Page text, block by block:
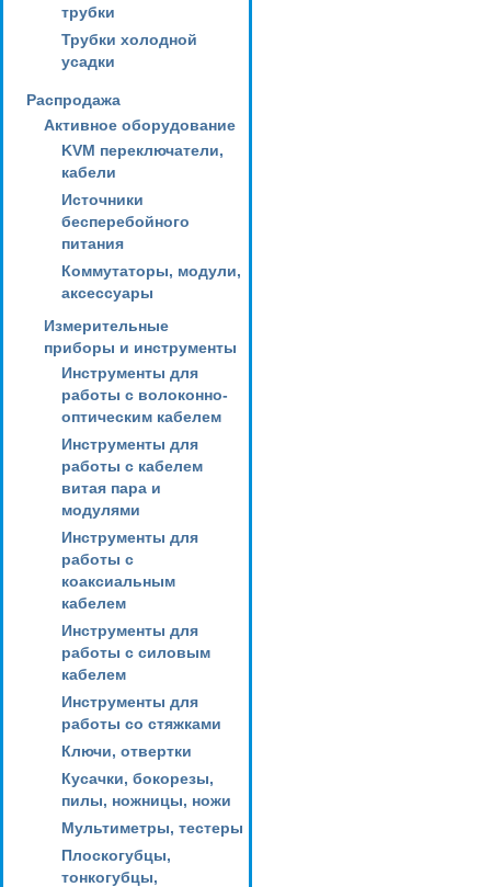
трубки
Трубки холодной
усадки
Распродажа
Активное оборудование
KVM переключатели,
кабели
Источники
бесперебойного
питания
Коммутаторы, модули,
аксессуары
Измерительные
приборы и инструменты
Инструменты для
работы с волоконно-
оптическим кабелем
Инструменты для
работы с кабелем
витая пара и
модулями
Инструменты для
работы с
коаксиальным
кабелем
Инструменты для
работы с силовым
кабелем
Инструменты для
работы со стяжками
Ключи, отвертки
Кусачки, бокорезы,
пилы, ножницы, ножи
Мультиметры, тестеры
Плоскогубцы,
тонкогубцы,